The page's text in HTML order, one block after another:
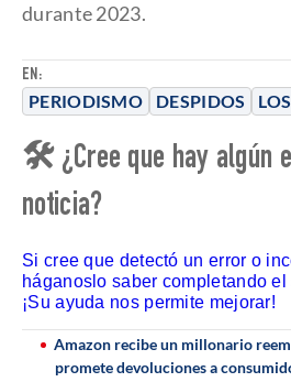
EN:
PERIODISMO DESPIDOS
durante 2023.
🛠 ¿Cree que hay algún
noticia?
Si cree que detectó un error o
háganoslo saber completando
¡Su ayuda nos permite mejorar!
Amazon recibe un millonario
promete devoluciones a